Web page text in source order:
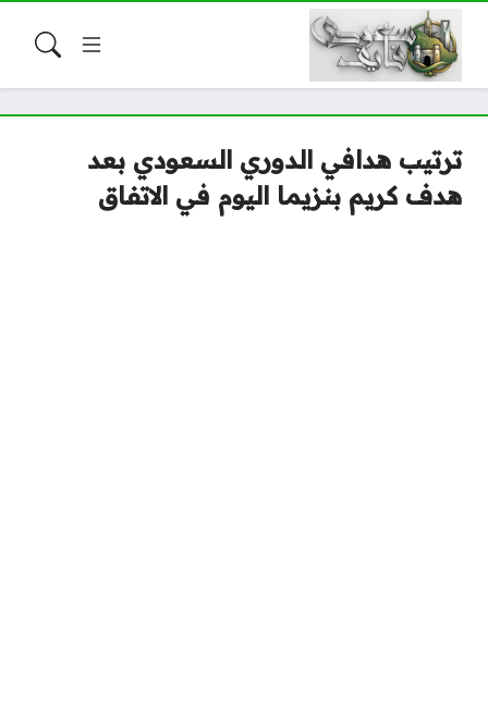
ترتيب هدافي الدوري السعودي بعد
هدف كريم بنزيما اليوم في الاتفاق